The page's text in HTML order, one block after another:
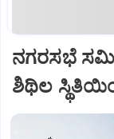
ನಗರಸಭೆ
ಶಿಥಿಲ